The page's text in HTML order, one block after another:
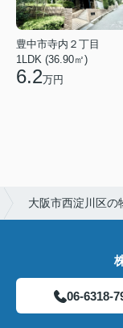
豊中市寺内２丁目
1LDK (36.90㎡)
6.2万円
大阪市西淀川区の
06-6318-